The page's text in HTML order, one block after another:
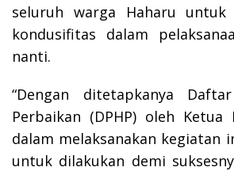
seluruh warga Haharu
kondusifitas dalam
nanti.
“Dengan ditetapkanya
Perbaikan (DPHP) oleh
dalam melaksanakan kegiatan
untuk dilakukan demi